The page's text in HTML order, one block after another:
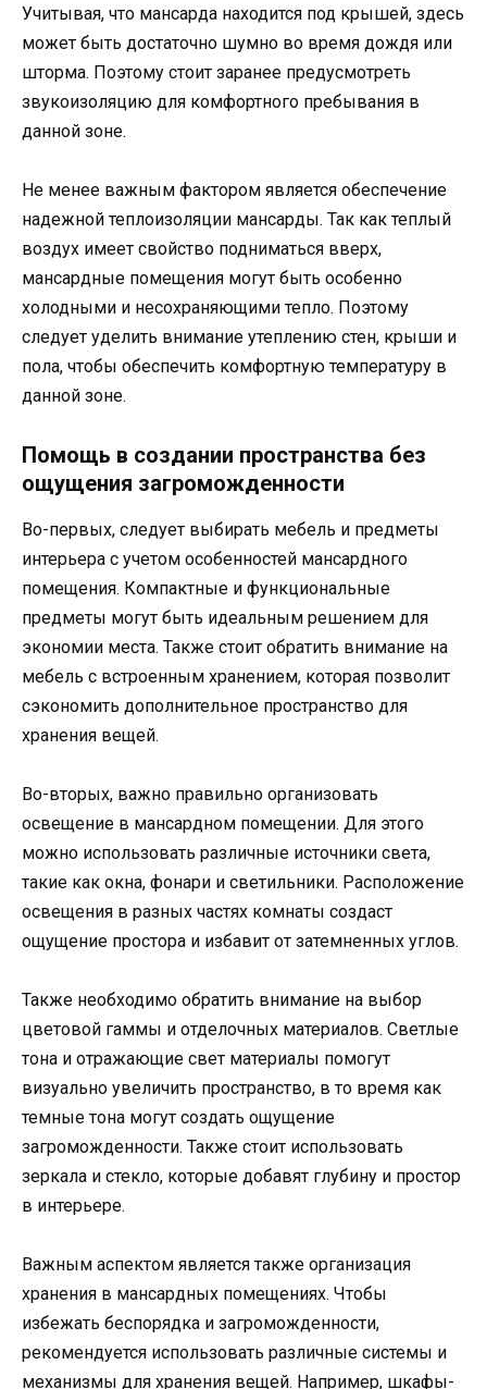
Учитывая, что мансарда находится под крышей, здесь
может быть достаточно шумно во время дождя или
шторма. Поэтому стоит заранее предусмотреть
звукоизоляцию для комфортного пребывания в
данной зоне.
Не менее важным фактором является обеспечение
надежной теплоизоляции мансарды. Так как теплый
воздух имеет свойство подниматься вверх,
мансардные помещения могут быть особенно
холодными и несохраняющими тепло. Поэтому
следует уделить внимание утеплению стен, крыши и
пола, чтобы обеспечить комфортную температуру в
данной зоне.
Помощь в создании пространства без
ощущения загроможденности
Во-первых, следует выбирать мебель и предметы
интерьера с учетом особенностей мансардного
помещения. Компактные и функциональные
предметы могут быть идеальным решением для
экономии места. Также стоит обратить внимание на
мебель с встроенным хранением, которая позволит
сэкономить дополнительное пространство для
хранения вещей.
Во-вторых, важно правильно организовать
освещение в мансардном помещении. Для этого
можно использовать различные источники света,
такие как окна, фонари и светильники. Расположение
освещения в разных частях комнаты создаст
ощущение простора и избавит от затемненных углов.
Также необходимо обратить внимание на выбор
цветовой гаммы и отделочных материалов. Светлые
тона и отражающие свет материалы помогут
визуально увеличить пространство, в то время как
темные тона могут создать ощущение
загроможденности. Также стоит использовать
зеркала и стекло, которые добавят глубину и простор
в интерьере.
Важным аспектом является также организация
хранения в мансардных помещениях. Чтобы
избежать беспорядка и загроможденности,
рекомендуется использовать различные системы и
механизмы для хранения вещей. Например, шкафы-